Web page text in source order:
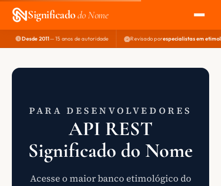
Significadodo Nome
EXPLORAR
NOME PERFEITO
Desde 2011— 15 anos de autoridade Revisado porespecialistas em
PARA DESENVOLVEDORES
API REST
Significado do Nome
Acesse o maior banco etimológico do